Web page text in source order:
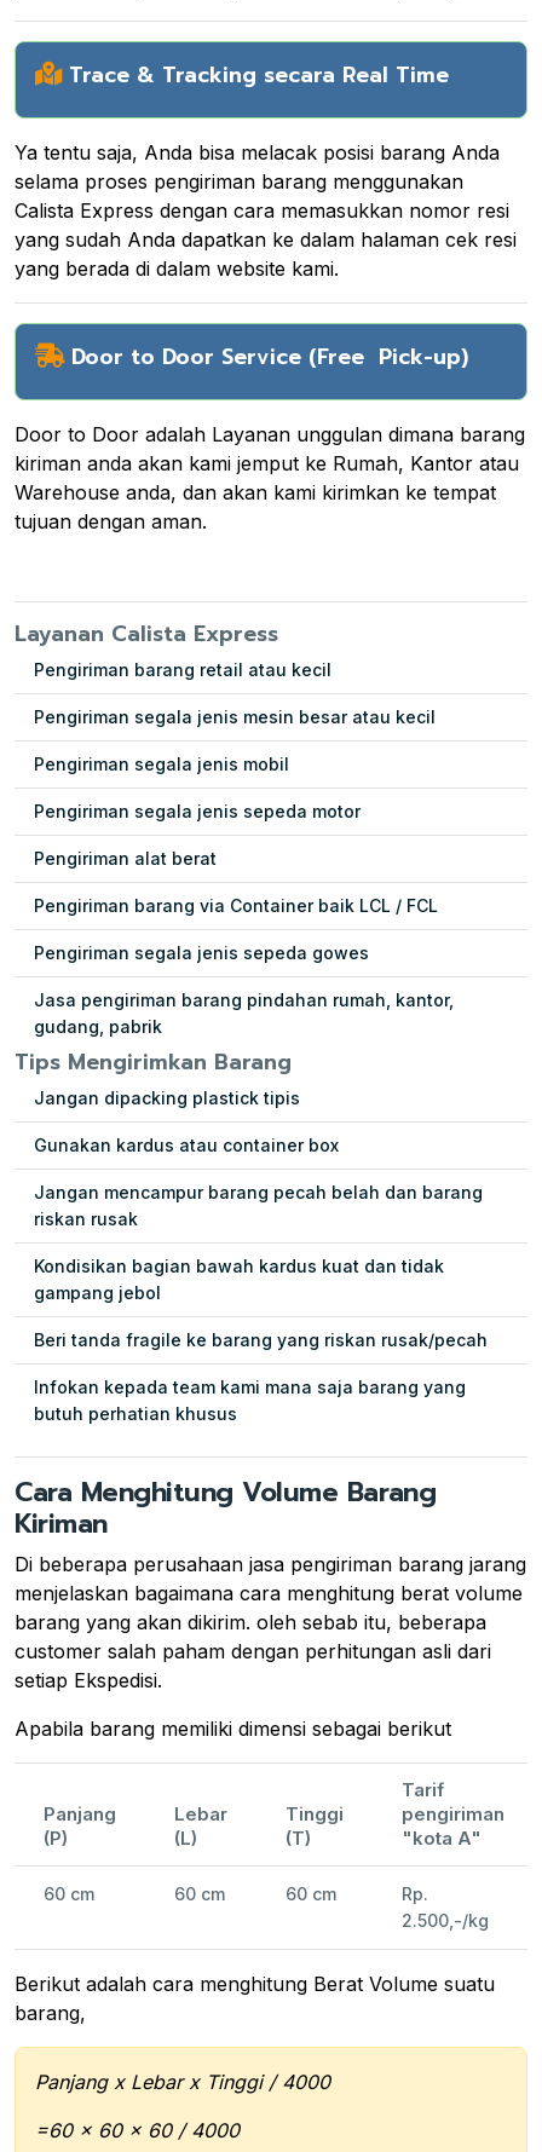
Trace & Tracking secara Real Time
Ya tentu saja, Anda bisa melacak posisi barang Anda
selama proses pengiriman barang menggunakan
Calista Express dengan cara memasukkan nomor resi
yang sudah Anda dapatkan ke dalam halaman cek resi
yang berada di dalam website kami.
Door to Door Service (Free Pick-up)
Door to Door adalah Layanan unggulan dimana barang
kiriman anda akan kami jemput ke Rumah, Kantor atau
Warehouse anda, dan akan kami kirimkan ke tempat
tujuan dengan aman.
Layanan Calista Express
Pengiriman barang retail atau kecil
Pengiriman segala jenis mesin besar atau kecil
Pengiriman segala jenis mobil
Pengiriman segala jenis sepeda motor
Pengiriman alat berat
Pengiriman barang via Container baik LCL / FCL
Pengiriman segala jenis sepeda gowes
Jasa pengiriman barang pindahan rumah, kantor,
gudang, pabrik
Tips Mengirimkan Barang
Jangan dipacking plastick tipis
Gunakan kardus atau container box
Jangan mencampur barang pecah belah dan barang
riskan rusak
Kondisikan bagian bawah kardus kuat dan tidak
gampang jebol
Beri tanda fragile ke barang yang riskan rusak/pecah
Infokan kepada team kami mana saja barang yang
butuh perhatian khusus
Cara Menghitung Volume Barang
Kiriman
Di beberapa perusahaan jasa pengiriman barang jarang
menjelaskan bagaimana cara menghitung berat volume
barang yang akan dikirim. oleh sebab itu, beberapa
customer salah paham dengan perhitungan asli dari
setiap Ekspedisi.
Apabila barang memiliki dimensi sebagai berikut
Panjang
(P)
Lebar
(L)
Tinggi
(T)
Tarif
pengiriman
"kota A"
60 cm 60 cm 60 cm
Rp.
2.500,-/kg
Berikut adalah cara menghitung Berat Volume suatu
barang,
Panjang x Lebar x Tinggi / 4000
=60 x 60 x 60 / 4000